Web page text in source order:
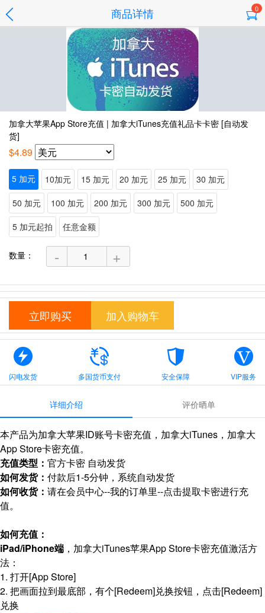
商品详情 0
加拿大苹果App Store充值 | 加拿大iTunes充值礼品卡卡密 [自动发
货]
$4.89
5 加元 10加元 15 加元 20 加元 25 加元
30 加元
50 加元
100 加元 200 加元 300 加元
500 加元
5 加元起拍
任意金额
数量： - +
立即购买 加入购物车
闪电发货 多国货币支付 安全保障 VIP服务
详细介绍 评价晒单
本产品为加拿大苹果ID账号卡密充值，加拿大iTunes，加拿大
App Store卡密充值。
充值类型： 官方卡密 自动发货
如何发货： 付款后1-5分钟，系统自动发货
如何收货： 请在会员中心--我的订单里--点击提取卡密进行充
值。
如何充值：
iPad/iPhone端 ，加拿大iTunes苹果App Store卡密充值激活方
法：
1. 打开[App Store]
2. 把画面拉到最底部，有个[Redeem]兑换按钮，点击[Redeem]
兑换